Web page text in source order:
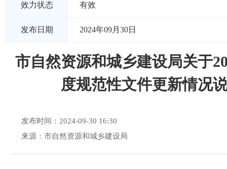
效力状态 有效
发布日期 2024年09月30日
市自然资源和城乡建设局关于
度规范性文件更新情况
发布时间：2024-09-30 16:30
来源：市自然资源和城乡建设局